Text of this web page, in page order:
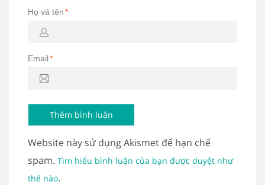
Họ và tên*
Email*
Website này sử dụng Akismet để hạn chế
spam. Tìm hiểu bình luận của bạn được duyệt như
thế nào.